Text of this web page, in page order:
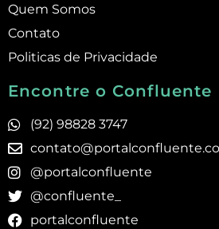
Quem Somos
Contato
Politicas de Privacidade
Encontre o Confluente
(92) 98828 3747
@portalconfluente
@confluente_
portalconfluente